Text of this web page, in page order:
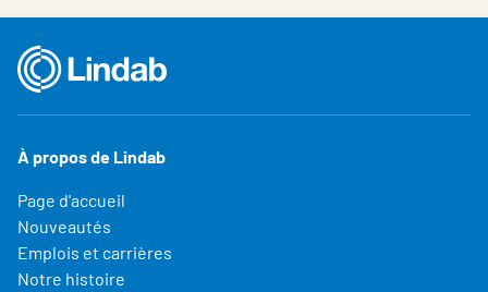
À propos de Lindab
Page d'accueil
Nouveautés
Emplois et carrières
Notre histoire